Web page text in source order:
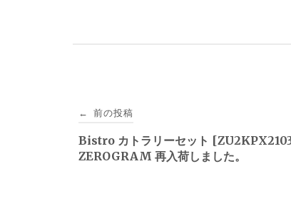
稿
ナ
← 前の投稿
Bistro カトラリーセット
ZEROGRAM 再入荷しました。